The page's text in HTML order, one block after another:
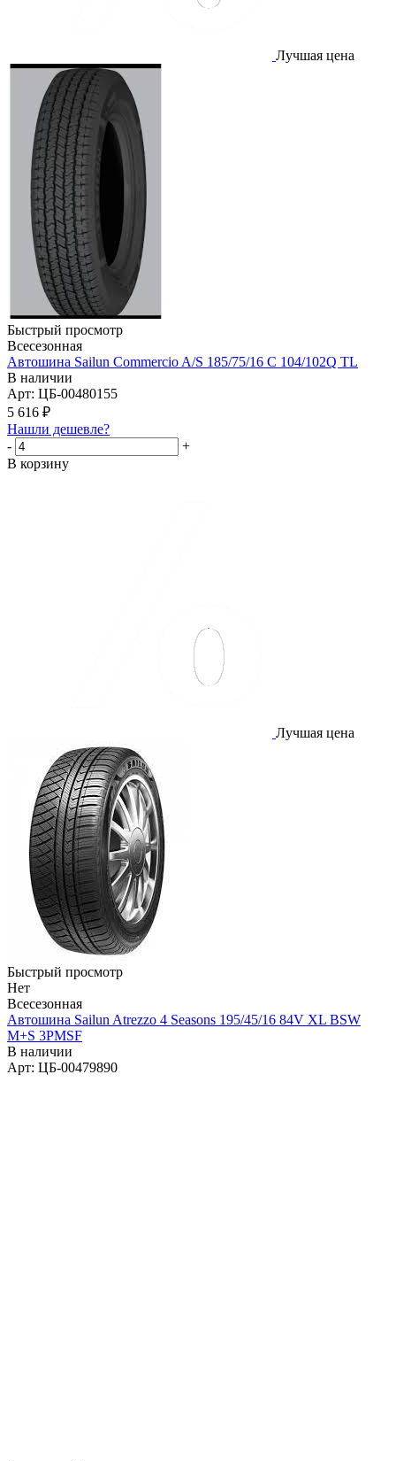
Лучшая цена
Быстрый просмотр
Всесезонная
Автошина Sailun Commercio A/S 185/75/16 С 104/102Q TL
В наличии
Арт: ЦБ-00480155
5 616 ₽
Нашли дешевле?
-
+
В корзину
Лучшая цена
Быстрый просмотр
Нет
Всесезонная
Автошина Sailun Atrezzo 4 Seasons 195/45/16 84V XL BSW
M+S 3PMSF
В наличии
Арт: ЦБ-00479890